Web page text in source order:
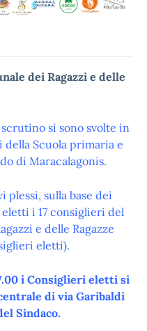
dei Ragazzi e delle
si sono svolte in
della Scuola primaria e
di Maracalagonis.
sulla base dei
i 17 consiglieri del
e delle Ragazze
eletti).
i Consiglieri eletti si
di via Garibaldi
Sindaco.